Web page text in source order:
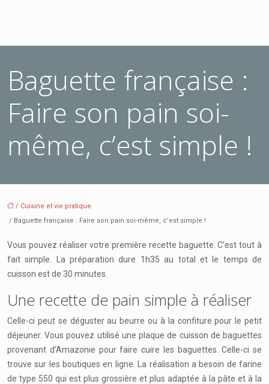
Baguette française :
Faire son pain soi-
même, c’est simple !
/ Cuisine et vie pratique
/ Baguette française : Faire son pain soi-même, c’est simple !
Vous pouvez réaliser votre première recette baguette. C’est tout à
fait simple. La préparation dure 1h35 au total et le temps de
cuisson est de 30 minutes.
Une recette de pain simple à réaliser
Celle-ci peut se déguster au beurre ou à la confiture pour le petit
déjeuner. Vous pouvez utilisé une plaque de cuisson de baguettes
provenant d’Amazonie pour faire cuire les baguettes. Celle-ci se
trouve sur les boutiques en ligne. La réalisation a besoin de farine
de type 550 qui est plus grossière et plus adaptée à la pâte et à la